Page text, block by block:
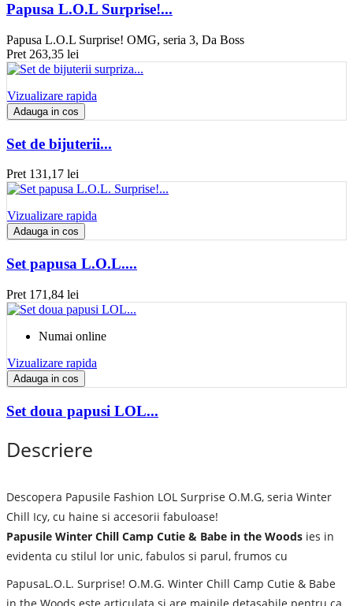
Papusa L.O.L Surprise!...
Papusa L.O.L Surprise! OMG, seria 3, Da Boss
Pret 263,35 lei
Vizualizare rapida
Adauga in cos
Set de bijuterii...
Pret 131,17 lei
Vizualizare rapida
Adauga in cos
Set papusa L.O.L....
Pret 171,84 lei
Numai online
Vizualizare rapida
Adauga in cos
Set doua papusi LOL...
Descriere
Descopera Papusile Fashion LOL Surprise O.M.G, seria Winter
Chill Icy, cu haine si accesorii fabuloase!
Papusile Winter Chill Camp Cutie & Babe in the Woods ies in
evidenta cu stilul lor unic, fabulos si parul, frumos cu
PapusaL.O.L. Surprise! O.M.G. Winter Chill Camp Cutie & Babe
in the Woods este articulata si are mainile detasabile pentru ca